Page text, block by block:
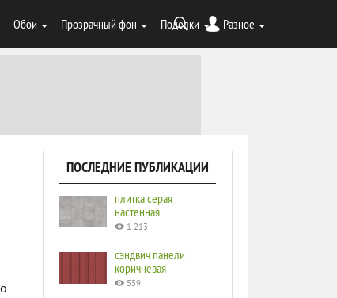
Обои Прозрачный фон Поделки Разное
ПОСЛЕДНИЕ ПУБЛИКАЦИИ
плитка серая
настенная
1 213
сэндвич панели
коричневая
559